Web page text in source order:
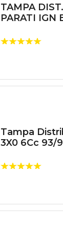
TAMPA
PARATI IGN
Tampa
3X0 6Cc 93/